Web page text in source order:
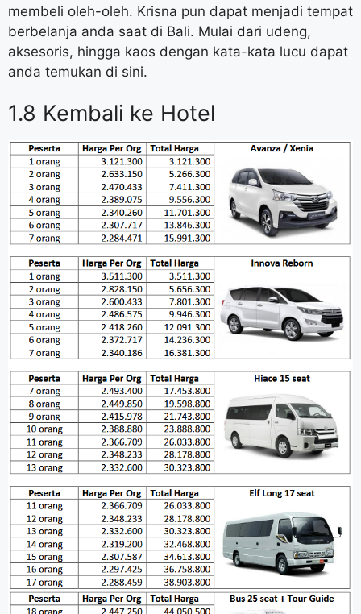
membeli oleh-oleh. Krisna pun dapat menjadi tempat
berbelanja anda saat di Bali. Mulai dari udeng,
aksesoris, hingga kaos dengan kata-kata lucu dapat
anda temukan di sini.
1.8 Kembali ke Hotel